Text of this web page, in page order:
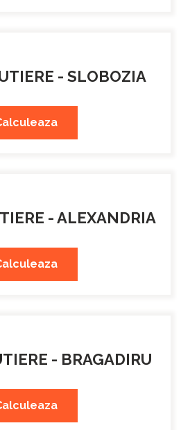
- SLOBOZIA
- ALEXANDRIA
- BRAGADIRU